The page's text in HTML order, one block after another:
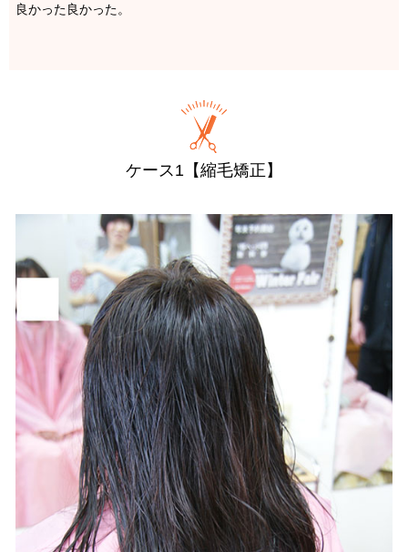
良かった良かった。
ケース1【縮毛矯正】